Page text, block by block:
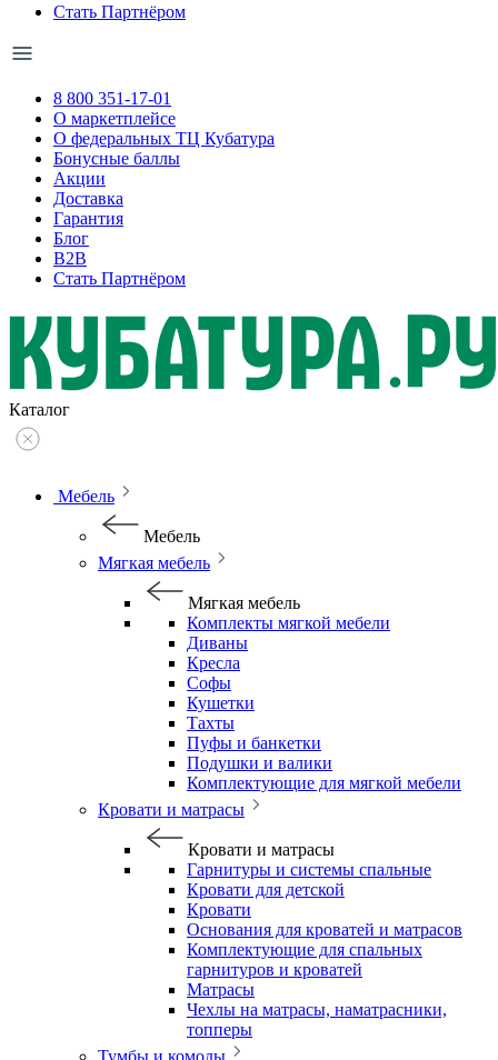
Стать Партнёром
8 800 351-17-01
О маркетплейсе
О федеральных ТЦ Кубатура
Бонусные баллы
Акции
Доставка
Гарантия
Блог
B2B
Стать Партнёром
Каталог
Мебель
Мебель
Мягкая мебель
Мягкая мебель
Комплекты мягкой мебели
Диваны
Кресла
Софы
Кушетки
Тахты
Пуфы и банкетки
Подушки и валики
Комплектующие для мягкой мебели
Кровати и матрасы
Кровати и матрасы
Гарнитуры и системы спальные
Кровати для детской
Кровати
Основания для кроватей и матрасов
Комплектующие для спальных
гарнитуров и кроватей
Матрасы
Чехлы на матрасы, наматрасники,
топперы
Тумбы и комоды